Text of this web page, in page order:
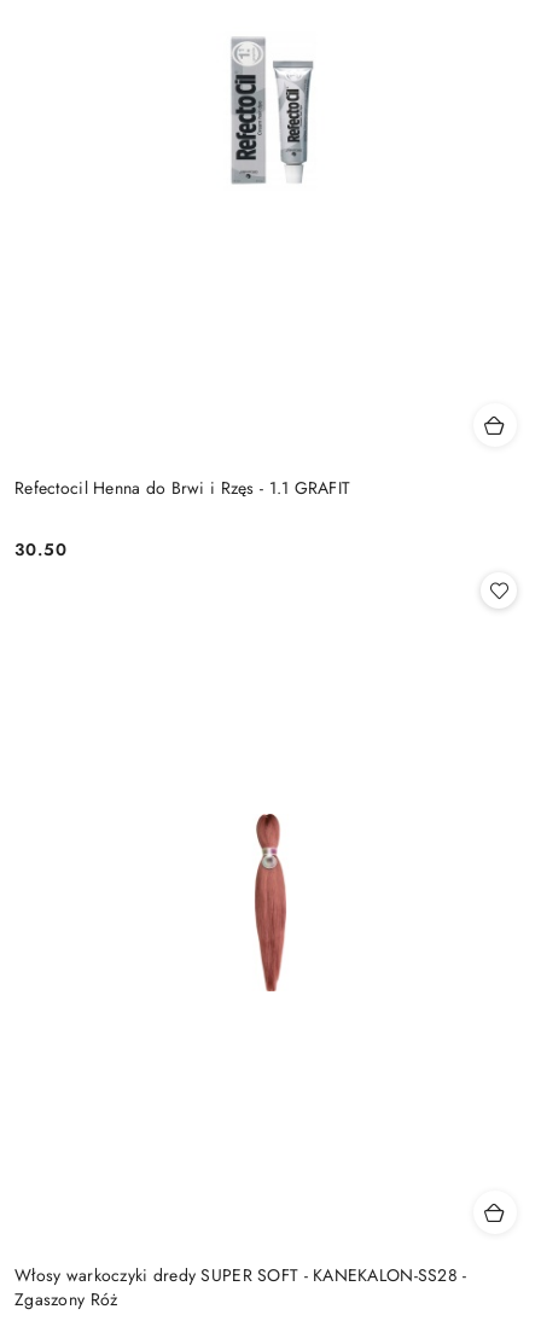
Refectocil Henna do Brwi i Rzęs - 1.1 GRAFIT
Cena:
30.50
Włosy warkoczyki dredy SUPER SOFT - KANEKALON-SS28 -
Zgaszony Róż